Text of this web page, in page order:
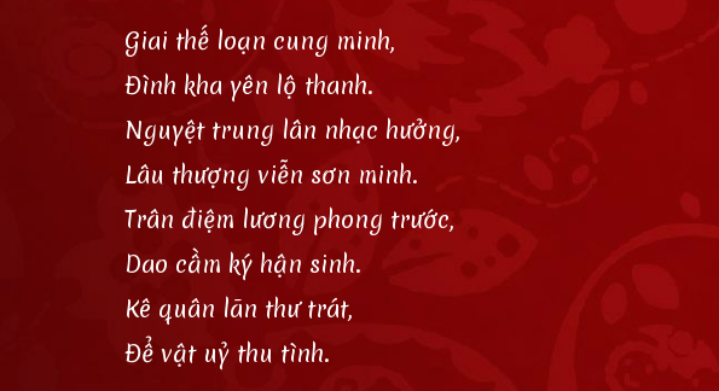
Giai thế loạn cung minh,
Đình kha yên lộ thanh.
Nguyệt trung lân nhạc hưởng,
Lâu thượng viễn sơn minh.
Trân điệm lương phong trước,
Dao cầm ký hận sinh.
Kê quân lãn thư trát,
Để vật uỷ thu tình.